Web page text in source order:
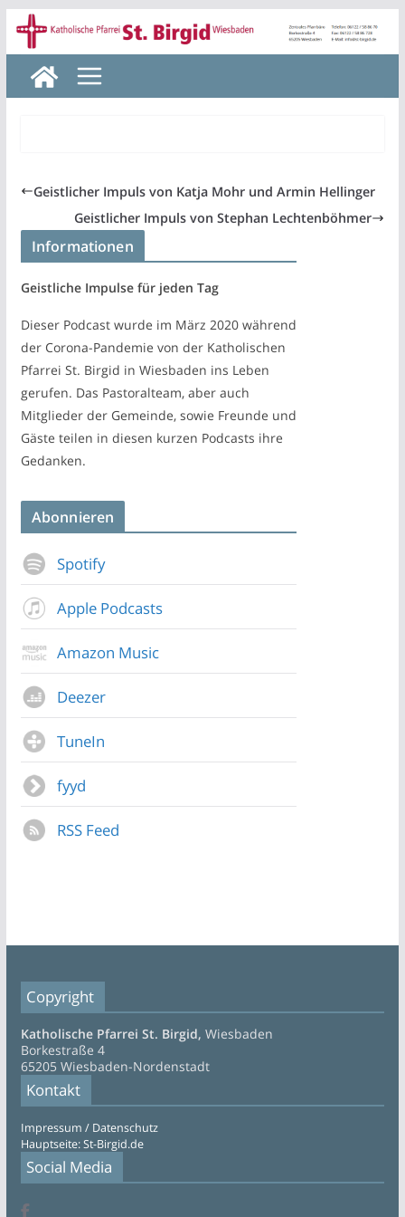
Zum
Inhalt
springen
Geistlicher Impuls von Katja Mohr und Armin Hellinger
Geistlicher Impuls von Stephan Lechtenböhmer
Informationen
Geistliche Impulse für jeden Tag
Dieser Podcast wurde im März 2020 während
der Corona-Pandemie von der Katholischen
Pfarrei St. Birgid in Wiesbaden ins Leben
gerufen. Das Pastoralteam, aber auch
Mitglieder der Gemeinde, sowie Freunde und
Gäste teilen in diesen kurzen Podcasts ihre
Gedanken.
Abonnieren
Spotify
Apple Podcasts
Amazon Music
Deezer
TuneIn
fyyd
RSS Feed
Copyright
Katholische Pfarrei St. Birgid, Wiesbaden
Borkestraße 4
65205 Wiesbaden-Nordenstadt
Kontakt
Impressum / Datenschutz
Hauptseite: St-Birgid.de
Social Media